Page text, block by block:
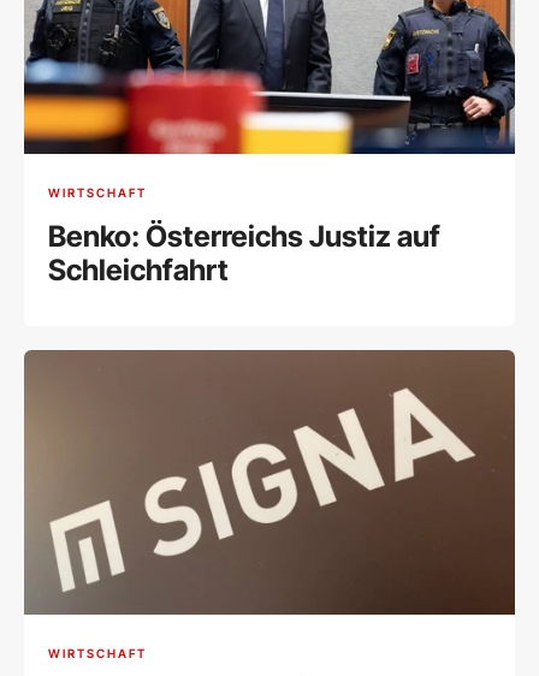
WIRTSCHAFT
Benko: Österreichs Justiz auf
Schleichfahrt
WIRTSCHAFT